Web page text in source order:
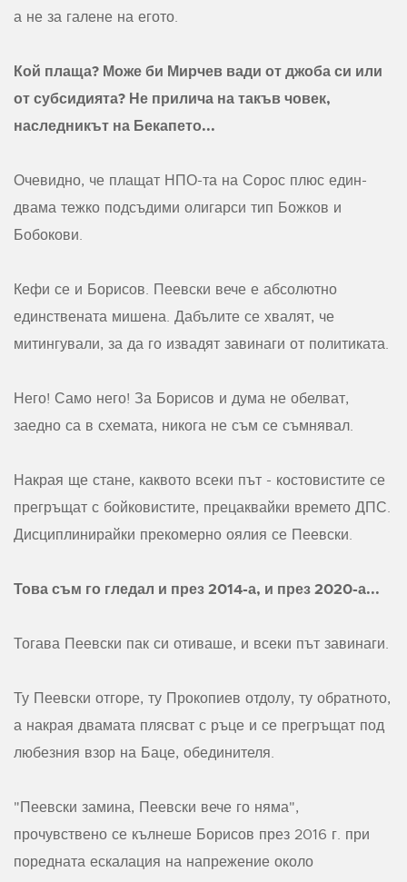
а не за галене на егото.
Кой плаща? Може би Мирчев вади от джоба си или
от субсидията? Не прилича на такъв човек,
наследникът на Бекапето...
Очевидно, че плащат НПО-та на Сорос плюс един-
двама тежко подсъдими олигарси тип Божков и
Бобокови.
Кефи се и Борисов. Пеевски вече е абсолютно
единствената мишена. Дабълите се хвалят, че
митингували, за да го извадят завинаги от политиката.
Него! Само него! За Борисов и дума не обелват,
заедно са в схемата, никога не съм се съмнявал.
Накрая ще стане, каквото всеки път - костовистите се
прегръщат с бойковистите, прецаквайки времето ДПС.
Дисциплинирайки прекомерно оялия се Пеевски.
Това съм го гледал и през 2014-а, и през 2020-а...
Тогава Пеевски пак си отиваше, и всеки път завинаги.
Ту Пеевски отгоре, ту Прокопиев отдолу, ту обратното,
а накрая двамата плясват с ръце и се прегръщат под
любезния взор на Баце, обединителя.
"Пеевски замина, Пеевски вече го няма",
прочувствено се кълнеше Борисов през 2016 г. при
поредната ескалация на напрежение около